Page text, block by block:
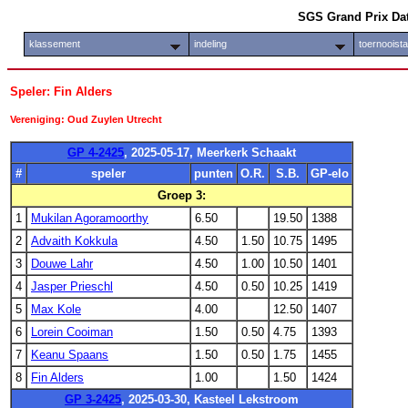
SGS Grand Prix
klassement indeling
Speler: Fin Alders
Vereniging: Oud Zuylen Utrecht
GP 4-2425, 2025-05-17, Meerkerk Schaakt
#
speler punten O.R. S.B.
GP-elo
Groep 3:
1
Mukilan Agoramoorthy 6.50 19.50
1388
2
Advaith Kokkula 4.50 1.50 10.75
1495
3
Douwe Lahr 4.50 1.00 10.50
1401
4
Jasper Prieschl 4.50 0.50 10.25
1419
5
Max Kole 4.00 12.50
1407
6
Lorein Cooiman 1.50 0.50 4.75
1393
7
Keanu Spaans 1.50 0.50 1.75
1455
8
Fin Alders 1.00 1.50
1424
GP 3-2425, 2025-03-30, Kasteel Lekstroom